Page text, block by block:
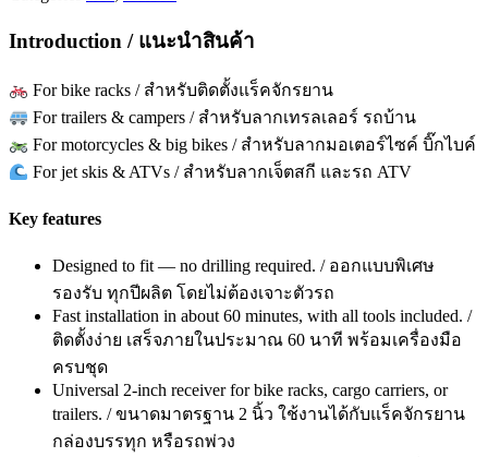
Introduction / แนะนำสินค้า
For bike racks / สำหรับติดตั้งแร็คจักรยาน
For trailers & campers / สำหรับลากเทรลเลอร์ รถบ้าน
For motorcycles & big bikes / สำหรับลากมอเตอร์ไซค์ บิ๊กไบค์
For jet skis & ATVs / สำหรับลากเจ็ตสกี และรถ ATV
Key features
Designed to fit — no drilling required. / ออกแบบพิเศษ
รองรับ ทุกปีผลิต โดยไม่ต้องเจาะตัวรถ
Fast installation in about 60 minutes, with all tools included. /
ติดตั้งง่าย เสร็จภายในประมาณ 60 นาที พร้อมเครื่องมือ
ครบชุด
Universal 2-inch receiver for bike racks, cargo carriers, or
trailers. / ขนาดมาตรฐาน 2 นิ้ว ใช้งานได้กับแร็คจักรยาน
กล่องบรรทุก หรือรถพ่วง